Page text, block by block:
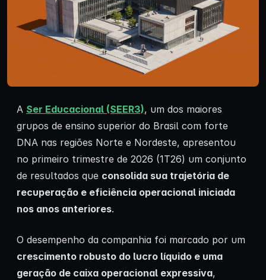
A Ser Educacional (SEER3), um dos maiores
grupos de ensino superior do Brasil com forte
DNA nas regiões Norte e Nordeste, apresentou
no primeiro trimestre de 2026 (1T26) um conjunto
de resultados que consolida sua trajetória de
recuperação e eficiência operacional iniciada
nos anos anteriores.
O desempenho da companhia foi marcado por um
crescimento robusto do lucro líquido e uma
geração de caixa operacional expressiva,